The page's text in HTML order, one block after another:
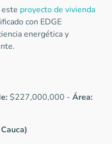
proyecto de vivienda
con EDGE
energética y
$227,000,000 - Área: